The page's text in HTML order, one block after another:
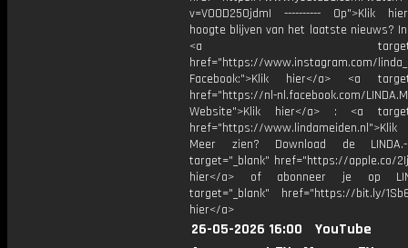
v=VOOD250jdmI ---------- Op">Klik
hoogte blijven van het laatste nieuws?
<a
href="https://www.instagram.com/
Facebook:">Klik hier</a> <a
href="https://nl-nl.facebook.com/
Website">Klik hier</a> : <a
href="https://
Meer zien? Download de
target="_blank" href="https://apple.co/
hier</a> of abonneer je op
target="_blank" href="https://bit.ly/
hier</a>
26-05-2026 16:00
YouTube